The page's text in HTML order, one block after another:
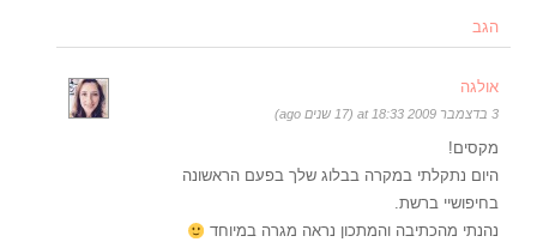
הגב
אולגה
3 בדצמבר 2009 at 18:33 (17 שנים ago)
מקסים!
היום נתקלתי במקרה בבלוג שלך בפעם הראשונה
בחיפושיי ברשת.
נהנתי מהכתיבה והמתכון נראה מגרה במיוחד